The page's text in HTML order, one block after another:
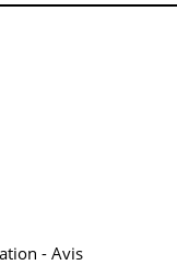
- Avis